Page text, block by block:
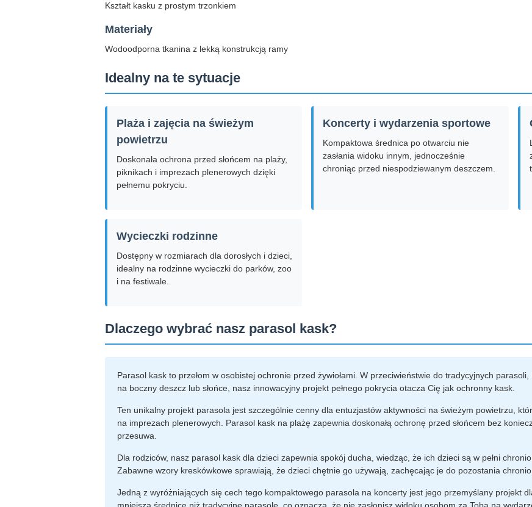
Kształt kasku z prostym trzonkiem
Materiały
Wodoodporna tkanina z lekką konstrukcją ramy
Idealny na te sytuacje
Plaża i zajęcia na świeżym
powietrzu
Doskonała ochrona przed słońcem na plaży,
piknikach i imprezach plenerowych dzięki
pełnemu pokryciu.
Koncerty i wydarzenia sportowe
Kompaktowa średnica po otwarciu nie
zasłania widoku innym, jednocześnie
chroniąc przed niespodziewanym deszczem.
Wycieczki rodzinne
Dostępny w rozmiarach dla dorosłych i dzieci,
idealny na rodzinne wycieczki do parków, zoo
i na festiwale.
Dlaczego wybrać nasz parasol kask?
Parasol kask to przełom w osobistej ochronie przed żywiołami. W przeciwieństwie do tradycyjnych
na boczny deszcz lub słońce, nasz innowacyjny projekt pełnego pokrycia otacza Cię jak ochronny kask.
Ten unikalny projekt parasola jest szczególnie cenny dla entuzjastów aktywności na świeżym powietrzu,
na imprezach plenerowych. Parasol kask na plażę zapewnia doskonałą ochronę przed słońcem bez
przesuwa.
Dla rodziców, nasz parasol kask dla dzieci zapewnia spokój ducha, wiedząc, że ich dzieci są w pełni
Zabawne wzory kreskówkowe sprawiają, że dzieci chętnie go używają, zachęcając je do pozostania
Jedną z wyróżniających się cech tego kompaktowego parasola na koncerty jest jego przemyślany projekt